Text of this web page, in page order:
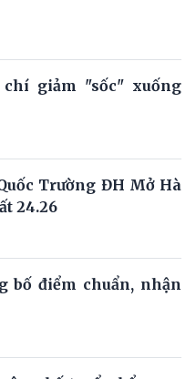
giảm "sốc" xuống
Trường ĐH Mở Hà
24.26
bố điểm chuẩn, nhận